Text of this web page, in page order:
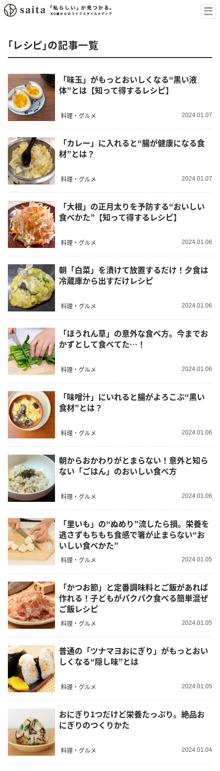
「レシピ」の記事一覧
「味玉」がもっとおいしくなる“黒い液
体”とは【知って得するレシピ】
料理・グルメ 2024.01.07
「カレー」に入れると“腸が健康になる食
材”とは？
料理・グルメ 2024.01.07
「大根」の正月太りを予防する“おいしい
食べかた”【知って得するレシピ】
料理・グルメ 2024.01.06
朝「白菜」を漬けて放置するだけ！夕食は
冷蔵庫から出すだけレシピ
料理・グルメ 2024.01.06
「ほうれん草」の意外な食べ方。今までお
かずとして食べてた…！
料理・グルメ 2024.01.06
「味噌汁」にいれると腸がよろこぶ“黒い
食材”とは？
料理・グルメ 2024.01.06
朝からおかわりがとまらない！意外と知ら
ない「ごはん」のおいしい食べ方
料理・グルメ 2024.01.06
「里いも」の“ぬめり”流したら損。栄養を
逃さずもちもち食感で箸が止まらない“お
いしい食べかた”
料理・グルメ 2024.01.05
「かつお節」と定番調味料とご飯があれば
作れる！子どもがパクパク食べる簡単混ぜ
ご飯レシピ
料理・グルメ 2024.01.05
普通の「ツナマヨおにぎり」がもっとおい
しくなる“隠し味”とは
料理・グルメ 2024.01.05
おにぎり1つだけど栄養たっぷり。絶品お
にぎりのつくりかた
料理・グルメ 2024.01.04